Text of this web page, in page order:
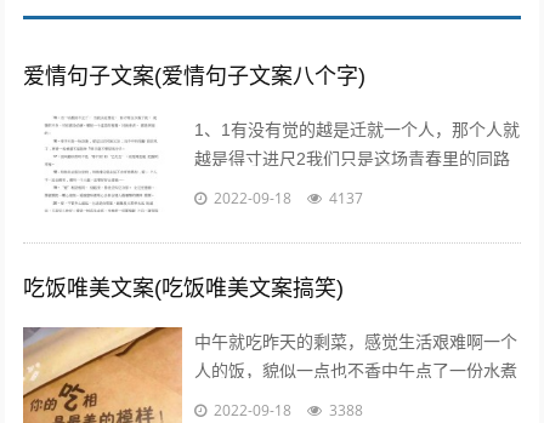
爱情句子文案(爱情句子文案八个字)
1、1有没有觉的越是迁就一个人，那个人就
越是得寸进尺2我们只是这场青春里的同路
者，相伴着走过这一段时光3不属于我的东
2022-09-18 4137
吃饭唯美文案(吃饭唯美文案搞笑)
中午就吃昨天的剩菜，感觉生活艰难啊一个
人的饭，貌似一点也不香中午点了一份水煮
鱼，超级开胃呀我一个人也要吃麻麻香中午
2022-09-18 3388